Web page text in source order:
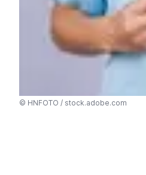
© HNFOTO / stock.adobe.com